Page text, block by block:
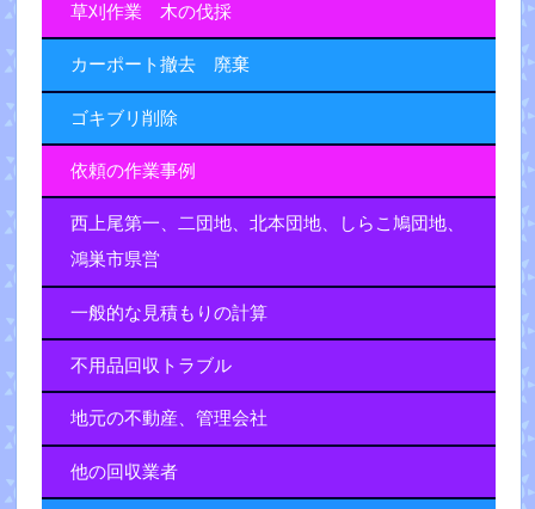
草刈作業 木の伐採
カーポート撤去 廃棄
ゴキブリ削除
依頼の作業事例
西上尾第一、二団地、北本団地、しらこ鳩団地、
鴻巣市県営
一般的な見積もりの計算
不用品回収トラブル
地元の不動産、管理会社
他の回収業者